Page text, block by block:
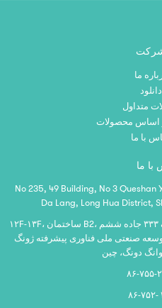
ما
دانلود
متداول
اساس محصولات
با ما
با ما
No 235, 49 Building, No 3
Da Lang, Long Hua District,
۱۲F-۱۳F، ساختمان B2، شرکت مهندسی و فناوری شینگ هه، پلاک ۳۳۳ جاده ششم
صنعتی ملی فناوری پیشرفته ژونگ